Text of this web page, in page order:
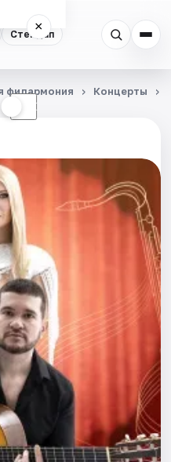
Стендап
×
☾
филармония Концерты